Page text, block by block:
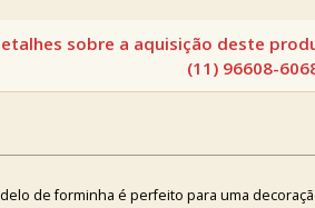
de forminha é perfeito para uma